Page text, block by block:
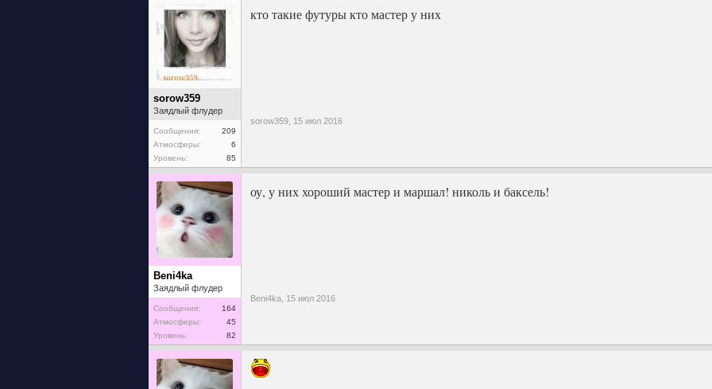
sorow359
Заядлый флудер
Сообщения:
209
Атмосферы:
6
Уровень:
85
кто такие футуры кто мастер у них
sorow359, 15 июл 2016
Beni4ka
Заядлый флудер
Сообщения:
164
Атмосферы:
45
Уровень:
82
оу, у них хороший мастер и маршал! николь и баксель!
Beni4ka, 15 июл 2016